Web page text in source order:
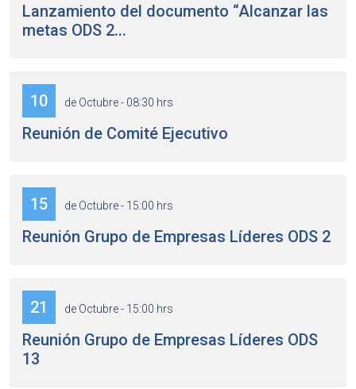
Lanzamiento del documento “Alcanzar las
metas ODS 2...
10 de Octubre - 08:30 hrs
Reunión de Comité Ejecutivo
15 de Octubre - 15:00 hrs
Reunión Grupo de Empresas Líderes ODS 2
21 de Octubre - 15:00 hrs
Reunión Grupo de Empresas Líderes ODS
13